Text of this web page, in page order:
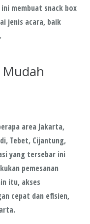
membuat snack box
jenis acara, baik
area Jakarta,
Tebet, Cijantung,
yang tersebar ini
pemesanan
itu, akses
cepat dan efisien,